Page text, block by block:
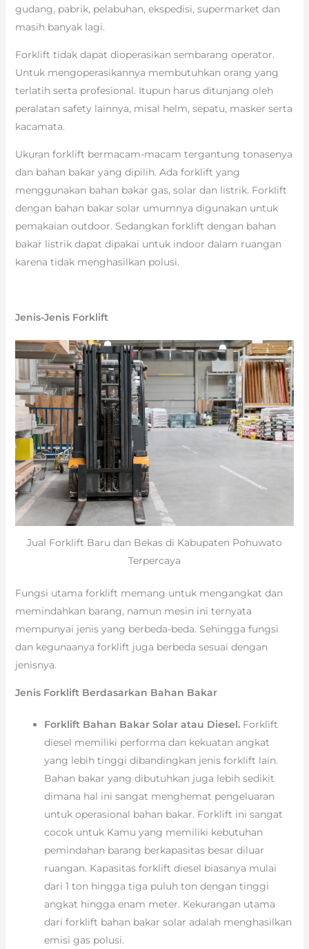
gudang, pabrik, pelabuhan, ekspedisi, supermarket dan
masih banyak lagi.
Forklift tidak dapat dioperasikan sembarang operator.
Untuk mengoperasikannya membutuhkan orang yang
terlatih serta profesional. Itupun harus ditunjang oleh
peralatan safety lainnya, misal helm, sepatu, masker serta
kacamata.
Ukuran forklift bermacam-macam tergantung tonasenya
dan bahan bakar yang dipilih. Ada forklift yang
menggunakan bahan bakar gas, solar dan listrik. Forklift
dengan bahan bakar solar umumnya digunakan untuk
pemakaian outdoor. Sedangkan forklift dengan bahan
bakar listrik dapat dipakai untuk indoor dalam ruangan
karena tidak menghasilkan polusi.
Jenis-Jenis Forklift
Jual Forklift Baru dan Bekas di Kabupaten Pohuwato
Terpercaya
Fungsi utama forklift memang untuk mengangkat dan
memindahkan barang, namun mesin ini ternyata
mempunyai jenis yang berbeda-beda. Sehingga fungsi
dan kegunaanya forklift juga berbeda sesuai dengan
jenisnya.
Jenis Forklift Berdasarkan Bahan Bakar
Forklift Bahan Bakar Solar atau Diesel. Forklift
diesel memiliki performa dan kekuatan angkat
yang lebih tinggi dibandingkan jenis forklift lain.
Bahan bakar yang dibutuhkan juga lebih sedikit
dimana hal ini sangat menghemat pengeluaran
untuk operasional bahan bakar. Forklift ini sangat
cocok untuk Kamu yang memiliki kebutuhan
pemindahan barang berkapasitas besar diluar
ruangan. Kapasitas forklift diesel biasanya mulai
dari 1 ton hingga tiga puluh ton dengan tinggi
angkat hingga enam meter. Kekurangan utama
dari forklift bahan bakar solar adalah menghasilkan
emisi gas polusi.